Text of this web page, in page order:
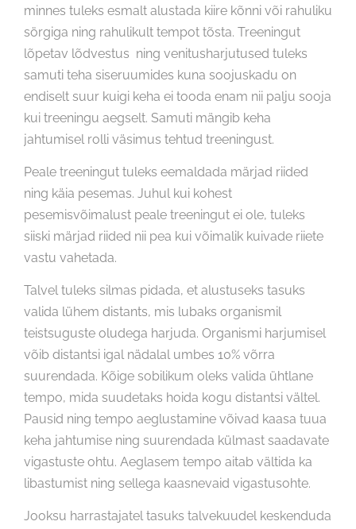
minnes tuleks esmalt alustada kiire kõnni või rahuliku
sörgiga ning rahulikult tempot tõsta. Treeningut
lõpetav lõdvestus ning venitusharjutused tuleks
samuti teha siseruumides kuna soojuskadu on
endiselt suur kuigi keha ei tooda enam nii palju sooja
kui treeningu aegselt. Samuti mängib keha
jahtumisel rolli väsimus tehtud treeningust.
Peale treeningut tuleks eemaldada märjad riided
ning käia pesemas. Juhul kui kohest
pesemisvõimalust peale treeningut ei ole, tuleks
siiski märjad riided nii pea kui võimalik kuivade riiete
vastu vahetada.
Talvel tuleks silmas pidada, et alustuseks tasuks
valida lühem distants, mis lubaks organismil
teistsuguste oludega harjuda. Organismi harjumisel
võib distantsi igal nädalal umbes 10% võrra
suurendada. Kõige sobilikum oleks valida ühtlane
tempo, mida suudetaks hoida kogu distantsi vältel.
Pausid ning tempo aeglustamine võivad kaasa tuua
keha jahtumise ning suurendada külmast saadavate
vigastuste ohtu. Aeglasem tempo aitab vältida ka
libastumist ning sellega kaasnevaid vigastusohte.
Jooksu harrastajatel tasuks talvekuudel keskenduda